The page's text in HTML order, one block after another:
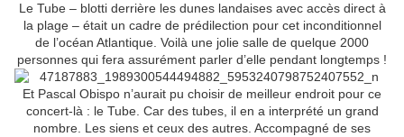
Le Tube – blotti derrière les dunes landaises avec accès direct à
la plage – était un cadre de prédilection pour cet inconditionnel
de l’océan Atlantique. Voilà une jolie salle de quelque 2000
personnes qui fera assurément parler d’elle pendant longtemps !
Et Pascal Obispo n’aurait pu choisir de meilleur endroit pour ce
concert-là : le Tube. Car des tubes, il en a interprété un grand
nombre. Les siens et ceux des autres. Accompagné de ses